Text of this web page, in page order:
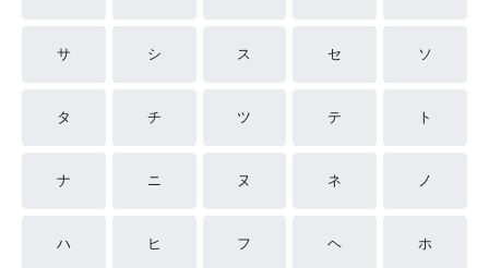
サ シ ス セ ソ
タ チ ツ テ ト
ナ ニ ヌ ネ ノ
ハ ヒ フ ヘ ホ